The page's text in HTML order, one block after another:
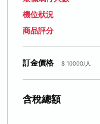
機位狀況
商品評分
訂金價格 $ 10000/人
含稅總額